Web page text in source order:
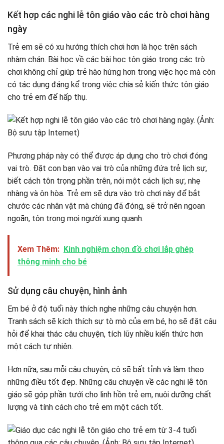
Kết hợp các nghi lễ tôn giáo vào các trò chơi hàng
ngày
Trẻ em sẽ có xu hướng thích chơi hơn là học trên sách
nhàm chán. Bài học về các bài học tôn giáo trong các trò
chơi không chỉ giúp trẻ hào hứng hơn trong việc học mà còn
có tác dụng đáng kể trong việc chia sẻ kiến ​​thức tôn giáo
cho trẻ em để hấp thụ.
Phương pháp này có thể được áp dụng cho trò chơi đóng
vai trò. Đặt con bạn vào vai trò của những đứa trẻ lịch sự,
biết cách tôn trọng phần trên, nói một cách lịch sự, nhẹ
nhàng và ôn hòa. Trẻ em sẽ dựa vào trò chơi này để bắt
chước các nhân vật mà chúng đã đóng, sẽ trở nên ngoan
ngoãn, tôn trọng mọi người xung quanh.
Xem Thêm: Kinh nghiệm chọn đồ chơi lắp ghép
thông minh cho bé
Sử dụng câu chuyện, hình ảnh
Em bé ở độ tuổi này thích nghe những câu chuyện hơn.
Tranh sách sẽ kích thích sự tò mò của em bé, họ sẽ đặt câu
hỏi để khai thác câu chuyện, tích lũy nhiều kiến ​​thức hơn
một cách tự nhiên.
Hơn nữa, sau mỗi câu chuyện, cô sẽ bất tỉnh và làm theo
những điều tốt đẹp. Những câu chuyện về các nghi lễ tôn
giáo sẽ góp phần tưới cho linh hồn trẻ em, nuôi dưỡng chất
lượng và tính cách cho trẻ em một cách tốt.